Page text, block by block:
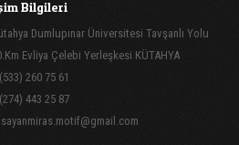
Bilgileri
Dumlupınar Üniversitesi Tavşanlı Yolu
Evliya Çelebi Yerleşkesi KÜTAHYA
260 75 61
443 25 87